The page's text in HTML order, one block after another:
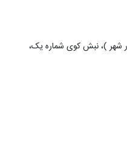
شهر )، نبش کوی شماره یک،